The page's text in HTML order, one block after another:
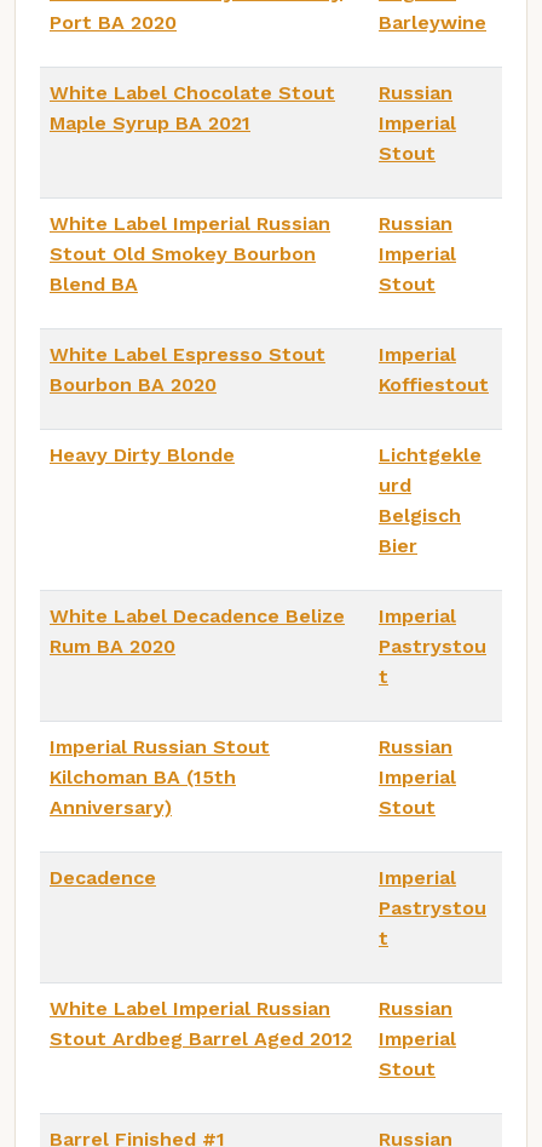
Port BA 2020
Barleywine
White Label Chocolate Stout
Maple Syrup BA 2021
Russian
Imperial
Stout
White Label Imperial Russian
Stout Old Smokey Bourbon
Blend BA
Russian
Imperial
Stout
White Label Espresso Stout
Bourbon BA 2020
Imperial
Koffiestout
Heavy Dirty Blonde
Lichtgekle
urd
Belgisch
Bier
White Label Decadence Belize
Rum BA 2020
Imperial
Pastrystou
t
Imperial Russian Stout
Kilchoman BA (15th
Anniversary)
Russian
Imperial
Stout
Decadence
Imperial
Pastrystou
t
White Label Imperial Russian
Stout Ardbeg Barrel Aged 2012
Russian
Imperial
Stout
Barrel Finished #1
Russian